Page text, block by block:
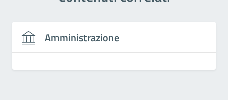
Amministrazione